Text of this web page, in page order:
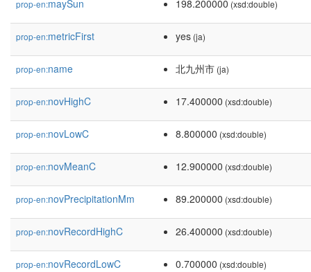
prop-en:maySun 198.200000 (xsd:double)
prop-en:metricFirst yes (ja)
prop-en:name 北九州市 (ja)
prop-en:novHighC 17.400000 (xsd:double)
prop-en:novLowC 8.800000 (xsd:double)
prop-en:novMeanC 12.900000 (xsd:double)
prop-en:novPrecipitationMm 89.200000 (xsd:double)
prop-en:novRecordHighC 26.400000 (xsd:double)
prop-en:novRecordLowC 0.700000 (xsd:double)